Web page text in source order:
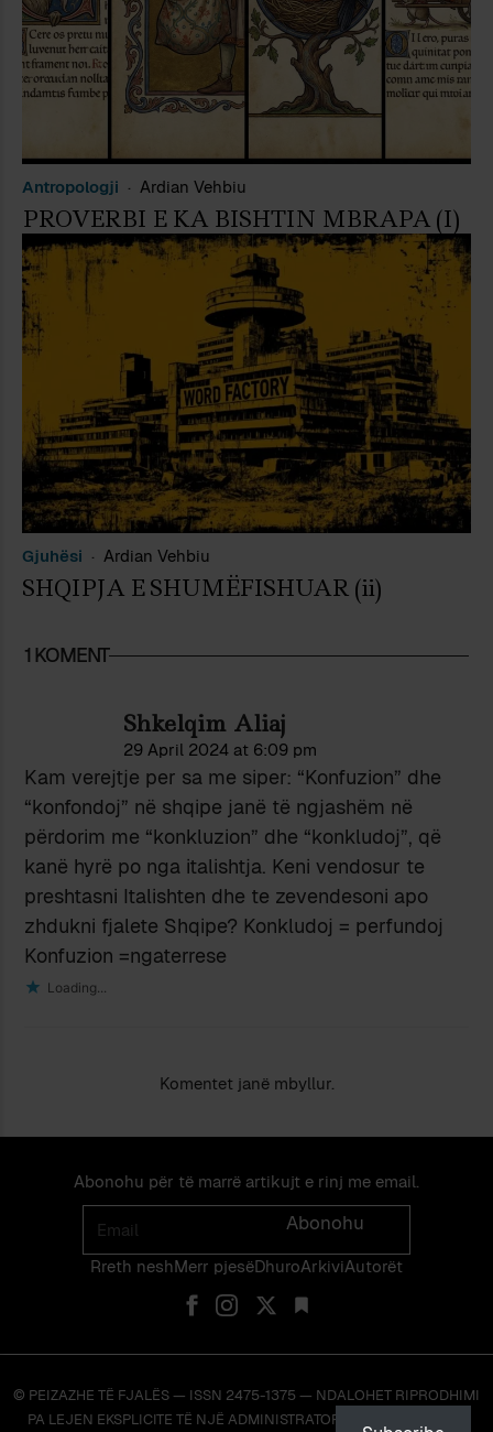
Antropologji Ardian Vehbiu
PROVERBI E KA BISHTIN MBRAPA (I)
Gjuhësi Ardian Vehbiu
SHQIPJA E SHUMËFISHUAR (ii)
1 KOMENT
Shkelqim Aliaj
29 April 2024 at 6:09 pm
Kam verejtje per sa me siper: “Konfuzion” dhe
“konfondoj” në shqipe janë të ngjashëm në
përdorim me “konkluzion” dhe “konkludoj”, që
kanë hyrë po nga italishtja. Keni vendosur te
preshtasni Italishten dhe te zevendesoni apo
zhdukni fjalete Shqipe? Konkludoj = perfundoj
Konfuzion =ngaterrese
Loading...
Komentet janë mbyllur.
Abonohu për të marrë artikujt e rinj me email.
Email
Abonohu
Rreth neshMerr pjes​​ë​DhuroArkiviAutorët
© PEIZAZHE TË FJALËS — ISSN 2475-1375 — NDALOHET RIPRODHIMI
PA LEJEN EKSPLICITE TË NJË ADMINISTRATORI TË FAQES OSE TË